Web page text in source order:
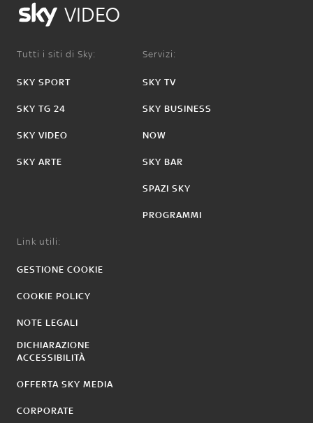
VIDEO
Tutti i siti di Sky:
SKY SPORT
SKY TG 24
SKY VIDEO
SKY ARTE
Servizi:
SKY TV
SKY BUSINESS
NOW
SKY BAR
SPAZI SKY
PROGRAMMI
Link utili:
GESTIONE COOKIE
COOKIE POLICY
NOTE LEGALI
DICHIARAZIONE
ACCESSIBILITÀ
OFFERTA SKY MEDIA
CORPORATE